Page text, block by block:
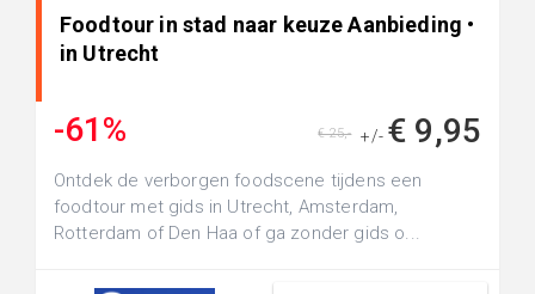
Foodtour in stad naar keuze Aanbieding •
in Utrecht
-61% +/- € 9,95
€ 25,-
Ontdek de verborgen foodscene tijdens een
foodtour met gids in Utrecht, Amsterdam,
Rotterdam of Den Haa of ga zonder gids o...